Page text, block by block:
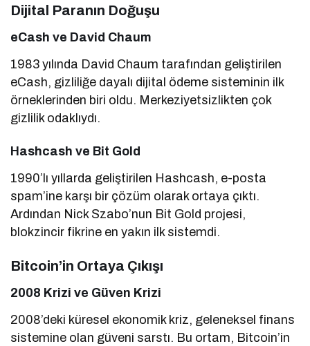
Dijital Paranın Doğuşu
eCash ve David Chaum
1983 yılında David Chaum tarafından geliştirilen
eCash, gizliliğe dayalı dijital ödeme sisteminin ilk
örneklerinden biri oldu. Merkeziyetsizlikten çok
gizlilik odaklıydı.
Hashcash ve Bit Gold
1990’lı yıllarda geliştirilen Hashcash, e-posta
spam’ine karşı bir çözüm olarak ortaya çıktı.
Ardından Nick Szabo’nun Bit Gold projesi,
blokzincir fikrine en yakın ilk sistemdi.
Bitcoin’in Ortaya Çıkışı
2008 Krizi ve Güven Krizi
2008’deki küresel ekonomik kriz, geleneksel finans
sistemine olan güveni sarstı. Bu ortam, Bitcoin’in